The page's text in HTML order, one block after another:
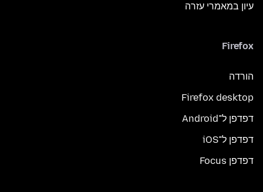
עיון במאמרי עזרה
Firefox
הורדה
Firefox desktop
דפדפן ל־Android
דפדפן ל־iOS
דפדפן Focus